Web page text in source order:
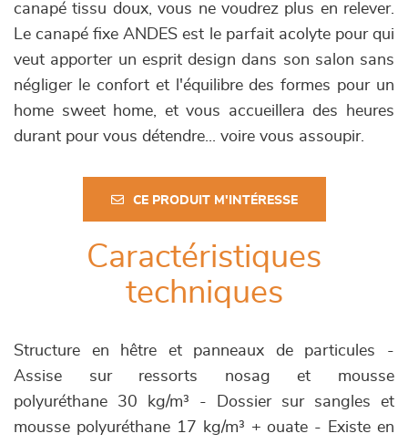
canapé tissu doux, vous ne voudrez plus en relever.
Le canapé fixe ANDES est le parfait acolyte pour qui
veut apporter un esprit design dans son salon sans
négliger le confort et l'équilibre des formes pour un
home sweet home, et vous accueillera des heures
durant pour vous détendre... voire vous assoupir.
CE PRODUIT M'INTÉRESSE
Caractéristiques
techniques
Structure en hêtre et panneaux de particules -
Assise sur ressorts nosag et mousse
polyuréthane 30 kg/m³ - Dossier sur sangles et
mousse polyuréthane 17 kg/m³ + ouate - Existe en